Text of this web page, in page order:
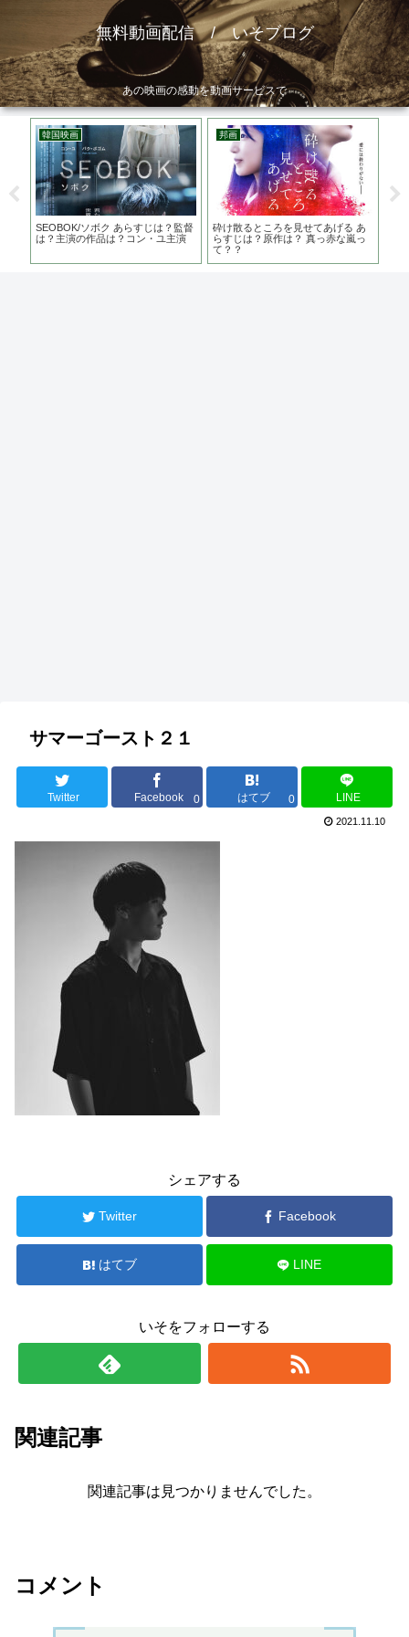
無料動画配信 / いそブログ
あの映画の感動を動画サービスで
韓国映画
SEOBOK/ソボク あらすじは？監督
は？主演の作品は？コン・ユ主演
邦画
砕け散るところを見せてあげる あ
らすじは？原作は？ 真っ赤な嵐っ
て？？
サマーゴースト２１
Twitter Facebook 0 はてブ 0 LINE
2021.11.10
シェアする
Twitter Facebook
はてブ LINE
いそをフォローする
関連記事
関連記事は見つかりませんでした。
コメント